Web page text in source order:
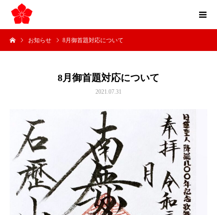
お知らせ 8月御首題対応について
8月御首題対応について
2021.07.31